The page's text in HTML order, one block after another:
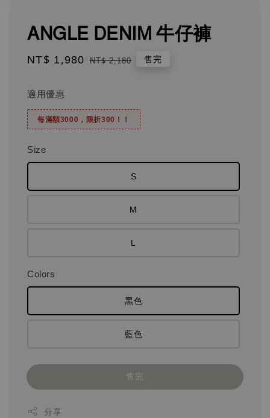
ANGLE DENIM 牛仔褲
Sale
NT$ 1,980 Regular
NT$ 2,180 售完
適用優惠
每滿額3000，限折300！！
Size
S
M
L
Colors
黑色
藍色
售完
分享